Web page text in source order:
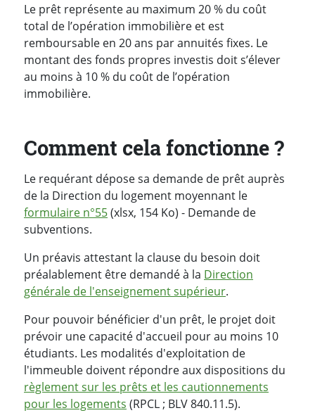
Le prêt représente au maximum 20 % du coût
total de l’opération immobilière et est
remboursable en 20 ans par annuités fixes. Le
montant des fonds propres investis doit s’élever
au moins à 10 % du coût de l’opération
immobilière.
Comment cela fonctionne ?
Le requérant dépose sa demande de prêt auprès
de la Direction du logement moyennant le
formulaire n°55(xlsx, 154 Ko) - Demande de
subventions.
Un préavis attestant la clause du besoin doit
préalablement être demandé à la Direction
générale de l'enseignement supérieur.
Pour pouvoir bénéficier d'un prêt, le projet doit
prévoir une capacité d'accueil pour au moins 10
étudiants. Les modalités d'exploitation de
l'immeuble doivent répondre aux dispositions du
règlement sur les prêts et les cautionnements
pour les logements (RPCL ; BLV 840.11.5).